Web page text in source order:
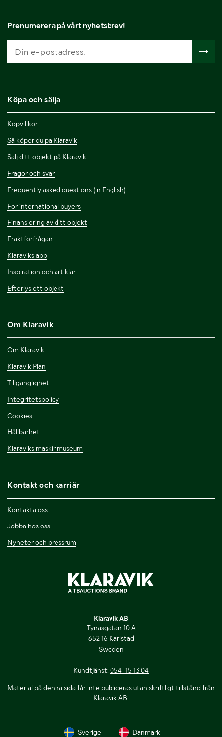
Prenumerera på vårt nyhetsbrev!
Köpa och sälja
Köpvillkor
Så köper du på Klaravik
Sälj ditt objekt på Klaravik
Frågor och svar
Frequently asked questions (in English)
For international buyers
Finansiering av ditt objekt
Fraktförfrågan
Klaraviks app
Inspiration och artiklar
Efterlys ett objekt
Om Klaravik
Om Klaravik
Klaravik Plan
Tillgänglighet
Integritetspolicy
Cookies
Hållbarhet
Klaraviks maskinmuseum
Kontakt och karriär
Kontakta oss
Jobba hos oss
Nyheter och pressrum
Klaravik AB
Tynäsgatan 10 A
652 16 Karlstad
Sweden
Kundtjänst: 054-15 13 04
Material på denna sida får inte publiceras utan skriftligt tillstånd från
Klaravik AB.
Sverige Danmark